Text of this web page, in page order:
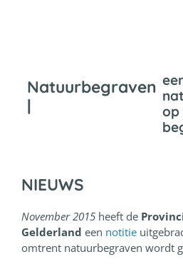
Natuurbegraven
|
op
NIEUWS
November 2015 heeft de
Gelderland een notitie
omtrent natuurbegraven wordt